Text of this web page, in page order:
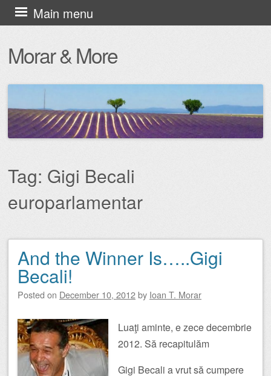
Morar & More
Main menu
Skip
to
content
Tag: Gigi Becali
europarlamentar
Post navigation
And the Winner Is…..Gigi
Becali!
Posted on December 10, 2012by Ioan T. Morar
Luaţi aminte, e zece decembrie
2012. Să recapitulăm
Gigi Becali a vrut să cumpere